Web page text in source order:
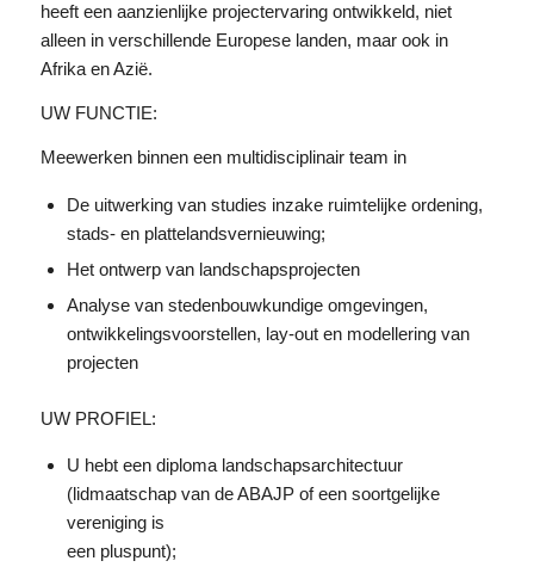
heeft een aanzienlijke projectervaring ontwikkeld, niet
alleen in verschillende Europese landen, maar ook in
Afrika en Azië.
UW FUNCTIE:
Meewerken binnen een multidisciplinair team in
De uitwerking van studies inzake ruimtelijke ordening,
stads- en plattelandsvernieuwing;
Het ontwerp van landschapsprojecten
Analyse van stedenbouwkundige omgevingen,
ontwikkelingsvoorstellen, lay-out en modellering van
projecten
UW PROFIEL:
U hebt een diploma landschapsarchitectuur
(lidmaatschap van de ABAJP of een soortgelijke
vereniging is
een pluspunt);